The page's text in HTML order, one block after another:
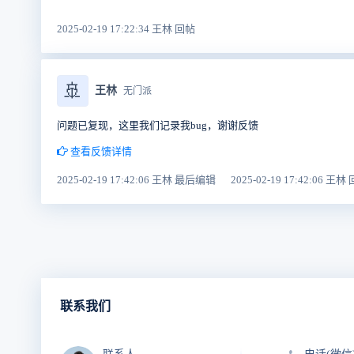
2025-02-19 17:22:34 王林 回帖
🚢 王林 无门派
问题已复现，这里我们记录我bug，谢谢反馈
查看反馈详情
2025-02-19 17:42:06 王林 最后编辑 2025-02-19 17:42:06 王林
联系我们